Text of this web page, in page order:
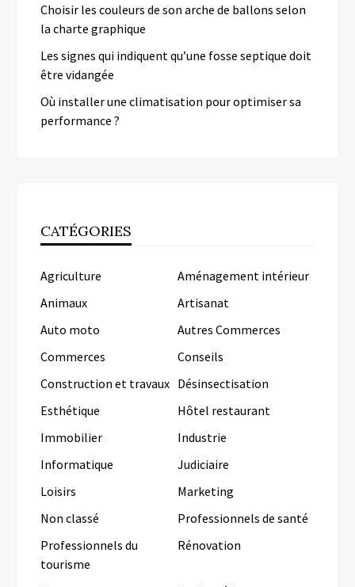
Choisir les couleurs de son arche de ballons selon
la charte graphique
Les signes qui indiquent qu’une fosse septique doit
être vidangée
Où installer une climatisation pour optimiser sa
performance ?
CATÉGORIES
Agriculture
Aménagement intérieur
Animaux
Artisanat
Auto moto
Autres Commerces
Commerces
Conseils
Construction et travaux Désinsectisation
Esthétique
Hôtel restaurant
Immobilier
Industrie
Informatique
Judiciaire
Loisirs
Marketing
Non classé
Professionnels de santé
Professionnels du
tourisme
Rénovation